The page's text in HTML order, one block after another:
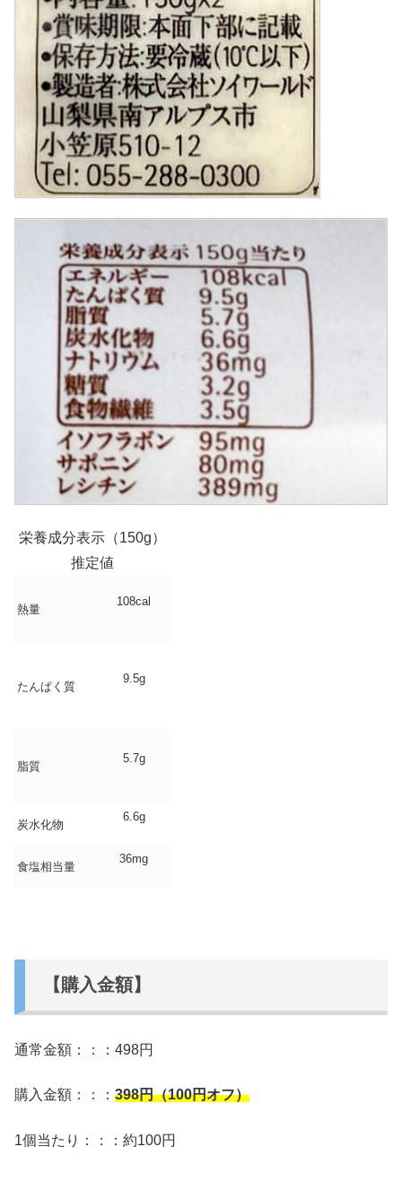
栄養成分表示（150g）
推定値
熱量
108cal
たんぱく質
9.5g
脂質
5.7g
炭水化物
6.6g
食塩相当量
36mg
【購入金額】
通常金額：：：498円
購入金額：：： 398円（100円オフ）
1個当たり：：：約100円